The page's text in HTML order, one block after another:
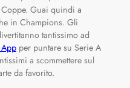
Guai quindi a
in Champions. Gli
tantissimo ad
per puntare su Serie A
a scommettere sul
da favorito.